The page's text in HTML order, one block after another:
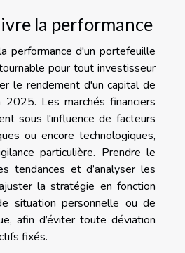
la performance
performance d'un portefeuille
pour tout investisseur
le rendement d'un capital de
Les marchés financiers
sous l'influence de facteurs
ou encore technologiques,
particulière. Prendre le
tendances et d’analyser les
la stratégie en fonction
situation personnelle ou de
afin d’éviter toute déviation
fixés.